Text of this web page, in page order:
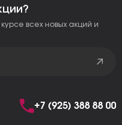
всех новых акций и
+7 (925) 388 88 00